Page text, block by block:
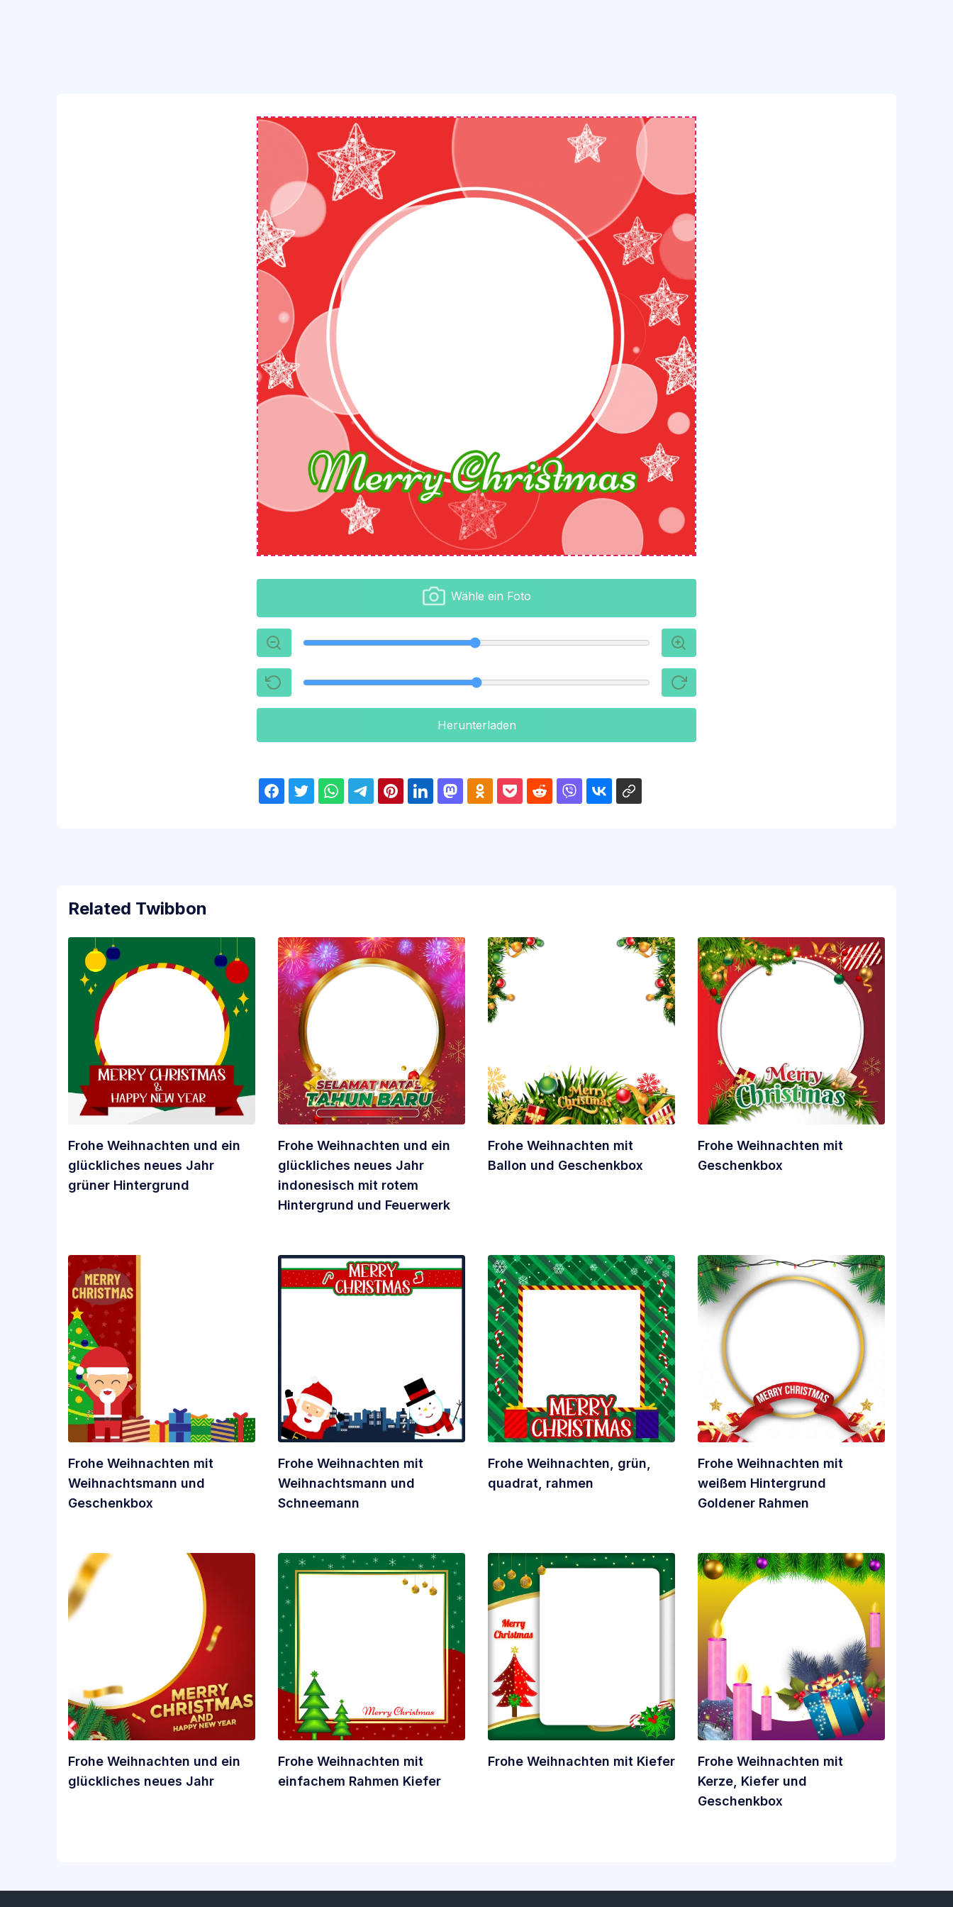
Wähle ein Foto
Herunterladen
Related Twibbon
Frohe Weihnachten und ein
glückliches neues Jahr
grüner Hintergrund
Frohe Weihnachten und ein
glückliches neues Jahr
indonesisch mit rotem
Hintergrund und Feuerwerk
Frohe Weihnachten mit
Ballon und Geschenkbox
Frohe Weihnachten mit
Geschenkbox
Frohe Weihnachten mit
Weihnachtsmann und
Geschenkbox
Frohe Weihnachten mit
Weihnachtsmann und
Schneemann
Frohe Weihnachten, grün,
quadrat, rahmen
Frohe Weihnachten mit
weißem Hintergrund
Goldener Rahmen
Frohe Weihnachten und ein
glückliches neues Jahr
Frohe Weihnachten mit
einfachem Rahmen Kiefer
Frohe Weihnachten mit Kiefer
Frohe Weihnachten mit
Kerze, Kiefer und
Geschenkbox